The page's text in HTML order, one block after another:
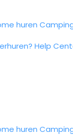
huren
Help
huren